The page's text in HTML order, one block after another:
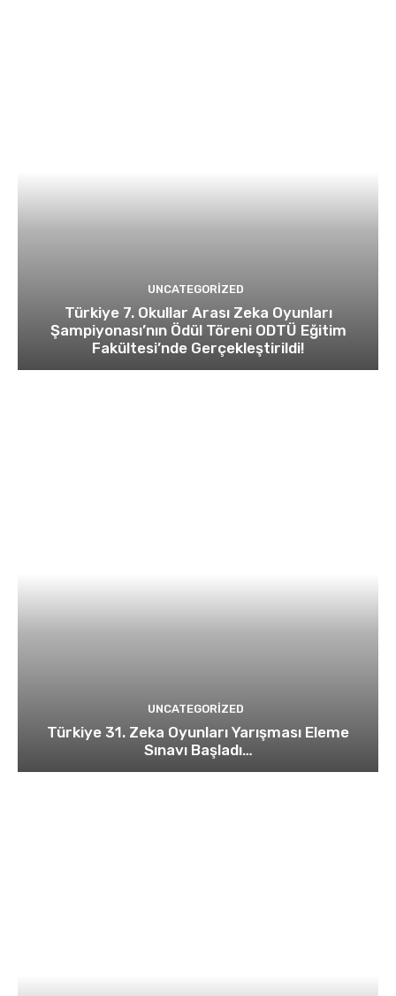
UNCATEGORIZED
Türkiye 7. Okullar Arası Zeka Oyunları
Şampiyonası’nın Ödül Töreni ODTÜ Eğitim
Fakültesi’nde Gerçekleştirildi!
UNCATEGORIZED
Türkiye 31. Zeka Oyunları Yarışması Eleme
Sınavı Başladı…